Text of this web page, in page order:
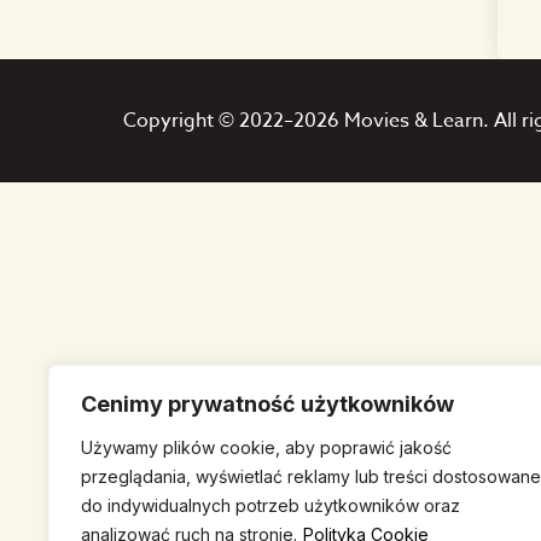
Cenimy prywatność użytkowników
Używamy plików cookie, aby poprawić jakość
przeglądania, wyświetlać reklamy lub treści dostosowane
do indywidualnych potrzeb użytkowników oraz
analizować ruch na stronie. Polityka Cookie
Copyright © 2022–2026 Movies & Learn. All